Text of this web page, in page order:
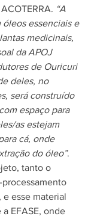
“A
óleos essenciais e
medicinais,
da APOJ
de Ouricuri
deles, no
será construído
espaço para
as estejam
cá, onde
do óleo”.
tanto o
e esse material
EFASE, onde